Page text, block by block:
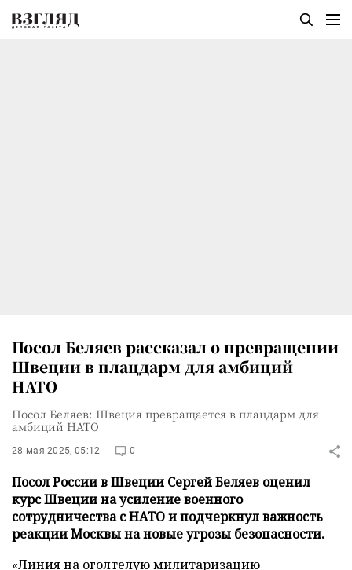
Посол Беляев рассказал о превращении
Швеции в плацдарм для амбиций
НАТО
Посол Беляев: Швеция превращается в плацдарм для
амбиций НАТО
28 мая 2025, 05:12 0
Посол России в Швеции Сергей Беляев оценил
курс Швеции на усиление военного
сотрудничества с НАТО и подчеркнул важность
реакции Москвы на новые угрозы безопасности.
«Линия на оголтелую милитаризацию